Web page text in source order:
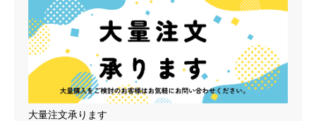
大量注文承ります